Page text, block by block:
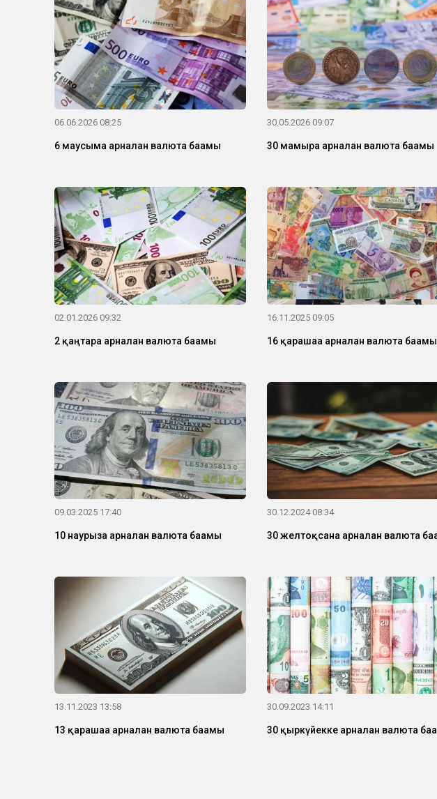
06.06.2026 08:25
6 маусымға арналған валюта бағамы
30.05.2026 09:07
30 мамырға арналған валюта бағамы
02.01.2026 09:32
2 қаңтарға арналған валюта бағамы
16.11.2025 09:05
16 қарашаға арналған валюта бағамы
09.03.2025 17:40
10 наурызға арналған валюта бағамы
30.12.2024 08:34
30 желтоқсанға арналған валюта
13.11.2023 13:58
13 қарашаға арналған валюта бағамы
30.09.2023 14:11
30 қыркүйекке арналған валюта